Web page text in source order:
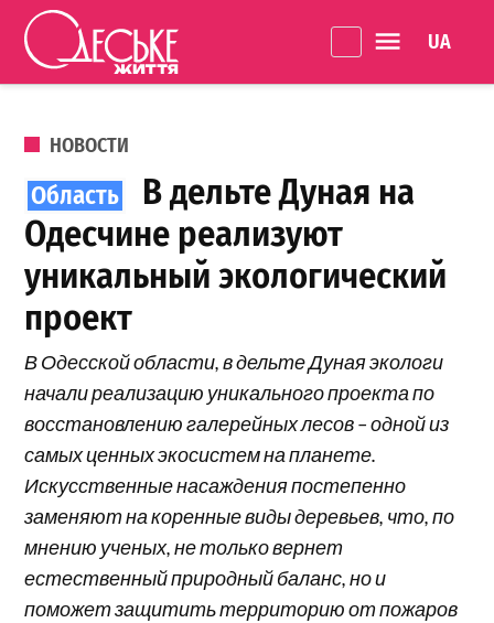
Перейти к содержанию
життя
ОПУБЛИКОВАНО В
НОВОСТИ
В дельте Дуная на
Одесчине реализуют
уникальный экологический
проект
В Одесской области, в дельте Дуная экологи
начали реализацию уникального проекта по
восстановлению галерейных лесов – одной из
самых ценных экосистем на планете.
Искусственные насаждения постепенно
заменяют на коренные виды деревьев, что, по
мнению ученых, не только вернет
естественный природный баланс, но и
поможет защитить территорию от пожаров